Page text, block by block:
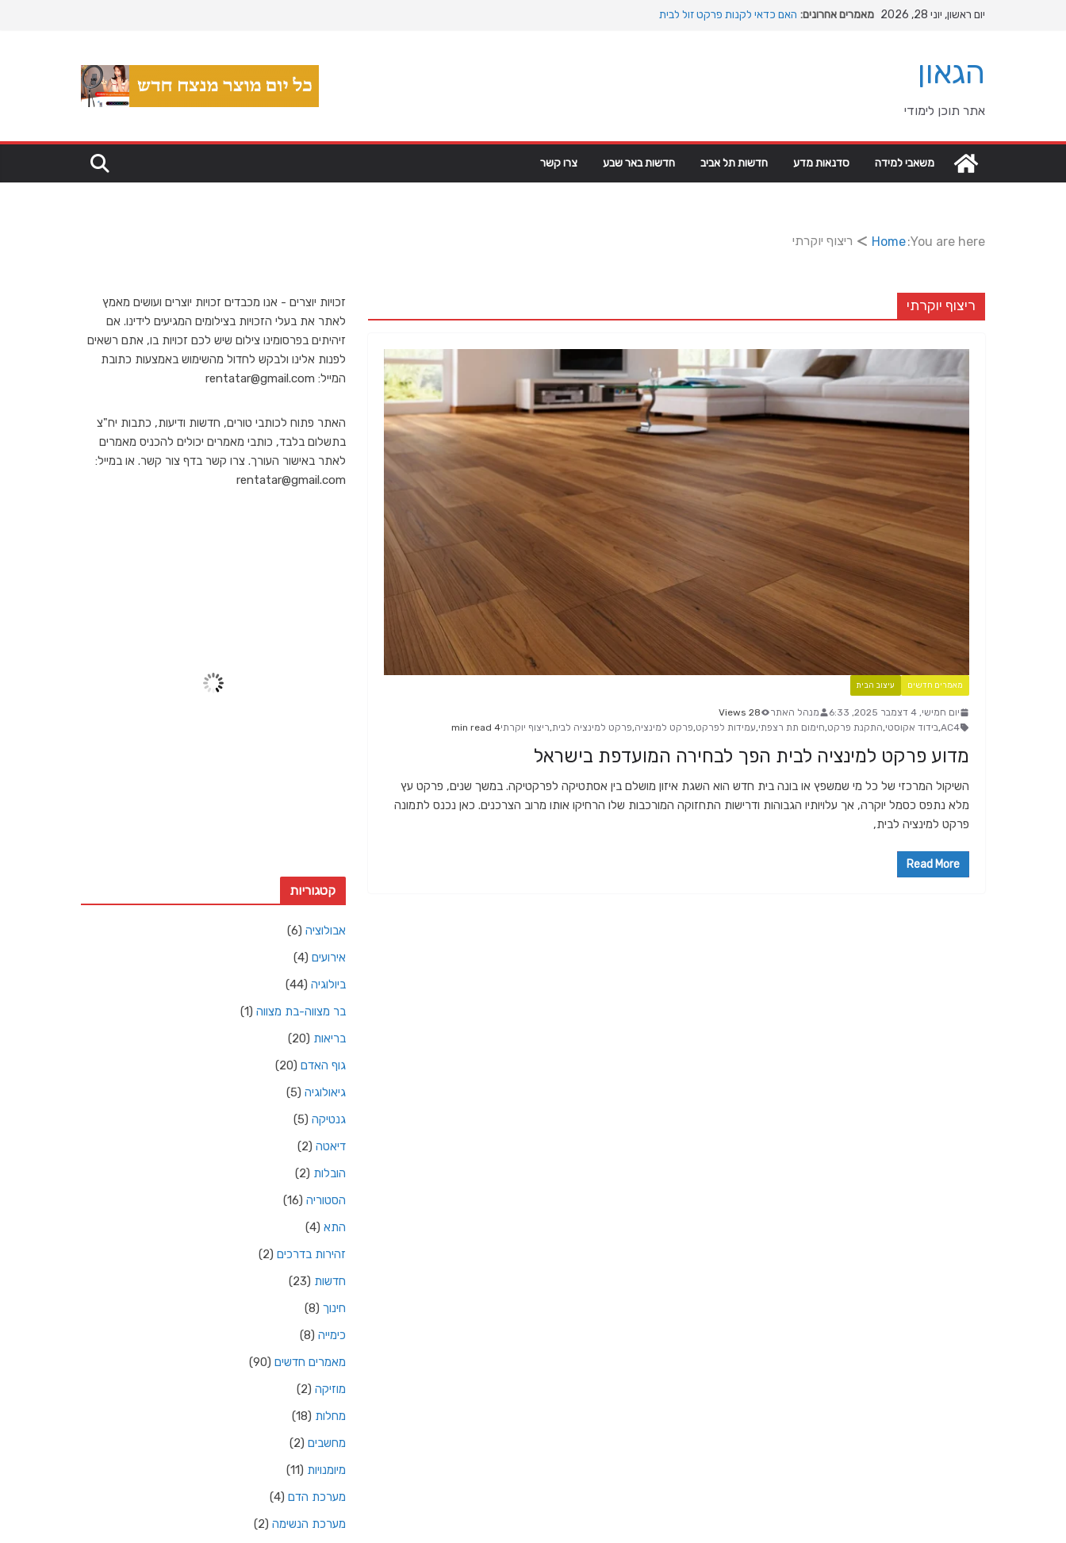
יום ראשון, יוני 28, 2026 מאמרים אחרונים: האם כדאי לקנות פרקט זול לבית
הגאון
אתר תוכן לימודי
משאבי למידה סדנאות מדע חדשות תל אביב חדשות באר שבע צרו קשר
You are here:
Home ריצוף יוקרתי
ריצוף יוקרתי
מאמרים חדשים עיצוב הבית
יום חמישי, 4 דצמבר 2025, 6:33 מנהל האתר
28 Views
AC4
,בידוד אקוסטי,התקנת פרקט,חימום תת רצפתי,עמידות לפרקט,פרקט למינציה,פרקט למינציה לבית,ריצוף יוקרתי4 min read
מדוע פרקט למינציה לבית הפך לבחירה המועדפת בישראל
השיקול המרכזי של כל מי שמשפץ או בונה בית חדש הוא השגת איזון מושלם בין אסתטיקה לפרקטיקה. במשך שנים, פרקט עץ
מלא נתפס כסמל יוקרה, אך עלויותיו הגבוהות ודרישות התחזוקה המורכבות שלו הרחיקו אותו מרוב הצרכנים. כאן נכנס לתמונה
פרקט למינציה לבית,
Read More
זכויות יוצרים - אנו מכבדים זכויות יוצרים ועושים מאמץ
לאתר את בעלי הזכויות בצילומים המגיעים לידינו. אם
זיהיתים בפרסומינו צילום שיש לכם זכויות בו, אתם רשאים
לפנות אלינו ולבקש לחדול מהשימוש באמצעות כתובת
המייל: rentatar@gmail.com
האתר פתוח לכותבי טורים, חדשות ודיעות, כתבות יח"צ
בתשלום בלבד, כותבי מאמרים יכולים להכניס מאמרים
לאתר באישור העורך. צרו קשר בדף צור קשר. או במייל:
rentatar@gmail.com
59 %
1011 mb
קטגוריות
אבולוציה (6)
אירועים (4)
ביולוגיה (44)
בר מצווה-בת מצווה (1)
בריאות (20)
גוף האדם (20)
גיאולוגיה (5)
גנטיקה (5)
דיאטה (2)
הובלות (2)
הסטוריה (16)
התא (4)
זהירות בדרכים (2)
חדשות (23)
חינוך (8)
כימייה (8)
מאמרים חדשים (90)
מוזיקה (2)
מחלות (18)
מחשבים (2)
מיומנויות (11)
מערכת הדם (4)
מערכת הנשימה (2)